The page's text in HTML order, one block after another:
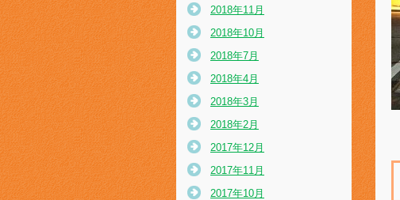
2018年11月
2018年10月
2018年7月
2018年4月
2018年3月
2018年2月
2017年12月
2017年11月
2017年10月